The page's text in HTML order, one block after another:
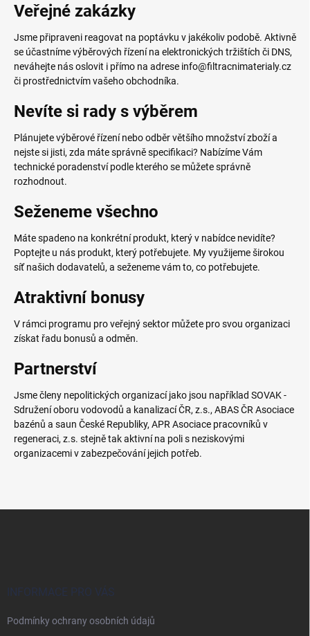
Veřejné zakázky
Jsme připraveni reagovat na poptávku v jakékoliv podobě. Aktivně
se účastníme výběrových řízení na elektronických tržištích či DNS,
neváhejte nás oslovit i přímo na adrese info@filtracnimaterialy.cz
či prostřednictvím vašeho obchodníka.
Nevíte si rady s výběrem
Plánujete výběrové řízení nebo odběr většího množství zboží a
nejste si jisti, zda máte správně specifikaci? Nabízíme Vám
technické poradenství podle kterého se můžete správně
rozhodnout.
Seženeme všechno
Máte spadeno na konkrétní produkt, který v nabídce nevidíte?
Poptejte u nás produkt, který potřebujete. My využijeme širokou
síť našich dodavatelů, a seženeme vám to, co potřebujete.
Atraktivní bonusy
V rámci programu pro veřejný sektor můžete pro svou organizaci
získat řadu bonusů a odměn.
Partnerství
Jsme členy nepolitických organizací jako jsou například SOVAK -
Sdružení oboru vodovodů a kanalizací ČR, z.s., ABAS ČR Asociace
bazénů a saun České Republiky, APR Asociace pracovníků v
regeneraci, z.s. stejně tak aktivní na poli s neziskovými
organizacemi v zabezpečování jejich potřeb.
INFORMACE PRO VÁS
Podmínky ochrany osobních údajů